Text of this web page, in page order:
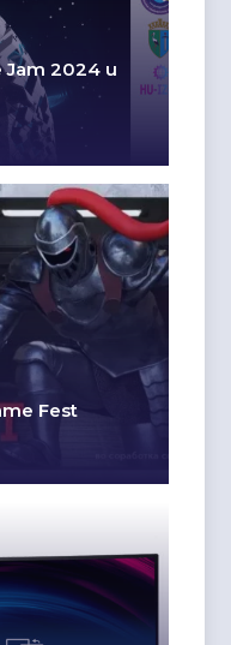
Jam 2024 u
Fest